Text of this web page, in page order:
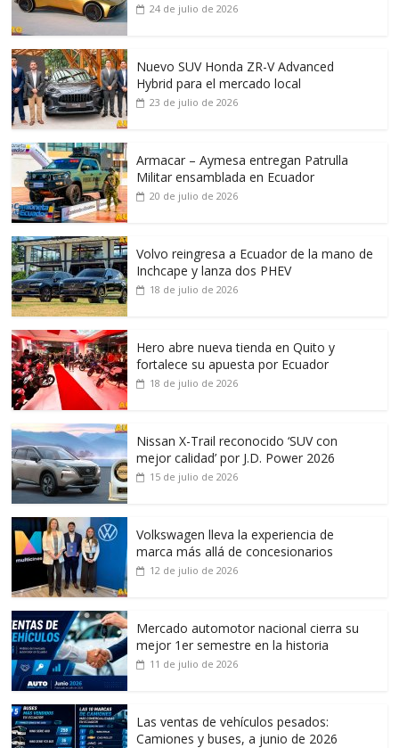
24 de julio de 2026
Nuevo SUV Honda ZR-V Advanced
Hybrid para el mercado local
23 de julio de 2026
Armacar – Aymesa entregan Patrulla
Militar ensamblada en Ecuador
20 de julio de 2026
Volvo reingresa a Ecuador de la mano de
Inchcape y lanza dos PHEV
18 de julio de 2026
Hero abre nueva tienda en Quito y
fortalece su apuesta por Ecuador
18 de julio de 2026
Nissan X-Trail reconocido ‘SUV con
mejor calidad’ por J.D. Power 2026
15 de julio de 2026
Volkswagen lleva la experiencia de
marca más allá de concesionarios
12 de julio de 2026
Mercado automotor nacional cierra su
mejor 1er semestre en la historia
11 de julio de 2026
Las ventas de vehículos pesados:
Camiones y buses, a junio de 2026